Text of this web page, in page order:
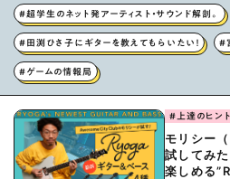
#超学生のネット発アーティスト・サウンド解剖。
#田渕ひさ子にギターを教えてもらいたい！ #
#ゲームの情報局
#上達のヒント
モリシー
試してみ
楽しめる